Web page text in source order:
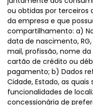
ou obtidas por terceiros
da empresa e que
compartilhamento: a)
data de nascimento,
mail, profissão, nome
cartão de crédito ou
pagamento; b) Dados
Cidade, Estado, as
funcionalidades de
concessionária de